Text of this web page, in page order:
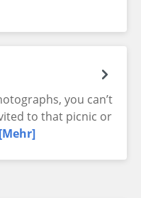
you can’t
to that picnic or
[Mehr]